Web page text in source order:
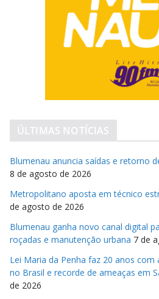
ÚLTIMAS NOTÍCIAS
Blumenau anuncia saídas e retorno
8 de agosto de 2026
Metropolitano aposta em técnico
de agosto de 2026
Blumenau ganha novo canal digital
roçadas e manutenção urbana 7 de
Lei Maria da Penha faz 20 anos
no Brasil e recorde de ameaças em
de 2026